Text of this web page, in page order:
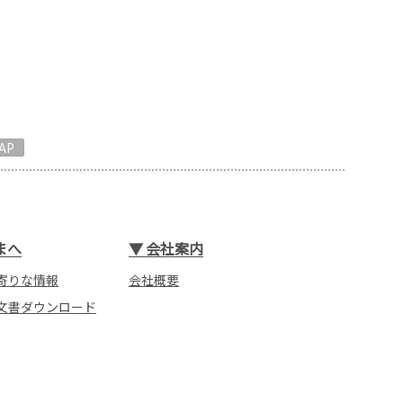
へ
りな情報
書ダウンロード
▼会社案内
会社概要